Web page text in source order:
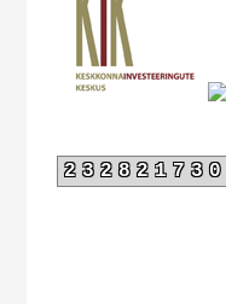
232821730